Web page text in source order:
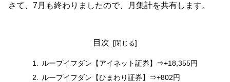
さて、7月も終わりましたので、月集計を共有します。
目次
ループイフダン【アイネット証券】⇒+18,355円
ループイフダン【ひまわり証券】⇒+802円